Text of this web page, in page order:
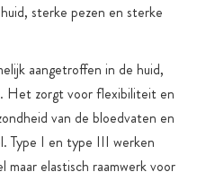
sterke pezen en sterke
aangetroffen in de huid,
Het zorgt voor flexibiliteit en
van de bloedvaten en
Type I en type III werken
maar elastisch raamwerk voor